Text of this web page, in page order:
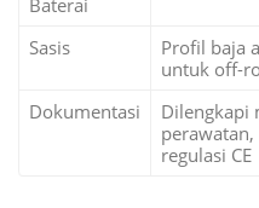
Baterai
Sasis
Profil baja
untuk off-
Dokumentasi
Dilengkapi
perawatan,
regulasi CE